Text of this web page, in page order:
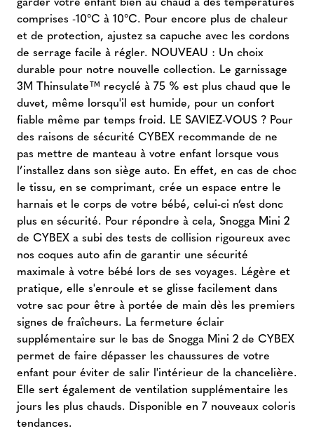
comprises -10°C à 10°C. Pour encore plus de chaleur
et de protection, ajustez sa capuche avec les cordons
de serrage facile à régler. NOUVEAU : Un choix
durable pour notre nouvelle collection. Le garnissage
3M Thinsulate™ recyclé à 75 % est plus chaud que le
duvet, même lorsqu'il est humide, pour un confort
fiable même par temps froid. LE SAVIEZ-VOUS ? Pour
des raisons de sécurité CYBEX recommande de ne
pas mettre de manteau à votre enfant lorsque vous
l’installez dans son siège auto. En effet, en cas de choc
le tissu, en se comprimant, crée un espace entre le
harnais et le corps de votre bébé, celui-ci n’est donc
plus en sécurité. Pour répondre à cela, Snogga Mini 2
de CYBEX a subi des tests de collision rigoureux avec
nos coques auto afin de garantir une sécurité
maximale à votre bébé lors de ses voyages. Légère et
pratique, elle s'enroule et se glisse facilement dans
votre sac pour être à portée de main dès les premiers
signes de fraîcheurs. La fermeture éclair
supplémentaire sur le bas de Snogga Mini 2 de CYBEX
permet de faire dépasser les chaussures de votre
enfant pour éviter de salir l'intérieur de la chancelière.
Elle sert également de ventilation supplémentaire les
jours les plus chauds. Disponible en 7 nouveaux coloris
tendances.